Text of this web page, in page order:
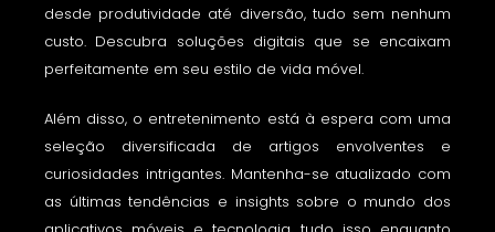
desde produtividade até diversão, tudo sem nenhum
custo. Descubra soluções digitais que se encaixam
perfeitamente em seu estilo de vida móvel.
Além disso, o entretenimento está à espera com uma
seleção diversificada de artigos envolventes e
curiosidades intrigantes. Mantenha-se atualizado com
as últimas tendências e insights sobre o mundo dos